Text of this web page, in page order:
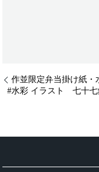
作並限定弁当掛け紙・
#水彩 イラスト 七十七